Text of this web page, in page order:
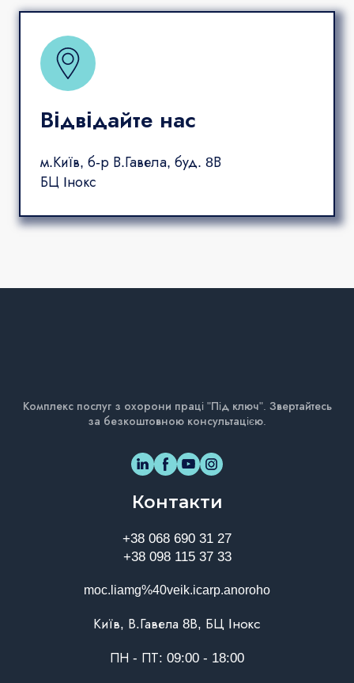
Відвідайте нас
м.Київ, б-р В.Гавела, буд. 8В
БЦ Інокс
Комплекс послуг з охорони праці "Під ключ". Звертайтесь
за безкоштовною консультацією.
Контакти
+38 068 690 31 27
+38 098 115 37 33
moc.liamg%40veik.icarp.anoroho
Київ, В.Гавела 8В, БЦ Інокс
ПН - ПТ: 09:00 - 18:00